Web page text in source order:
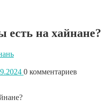
есть на хайнане?
0 комментариев